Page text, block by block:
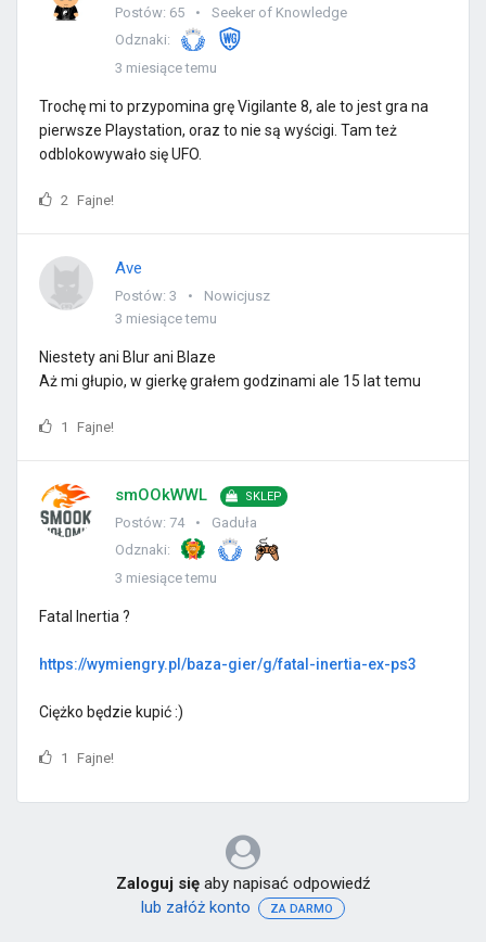
Postów: 65
Seeker of Knowledge
Odznaki:
3 miesiące temu
Trochę mi to przypomina grę Vigilante 8, ale to jest gra na
pierwsze Playstation, oraz to nie są wyścigi. Tam też
odblokowywało się UFO.
2 Fajne!
Ave
Postów: 3
Nowicjusz
3 miesiące temu
Niestety ani Blur ani Blaze
Aż mi głupio, w gierkę grałem godzinami ale 15 lat temu
1 Fajne!
smOOkWWL SKLEP
Postów: 74
Gaduła
Odznaki:
3 miesiące temu
Fatal Inertia ?
https://wymiengry.pl/baza-gier/g/fatal-inertia-ex-ps3
Ciężko będzie kupić :)
1 Fajne!
Zaloguj się aby napisać odpowiedź
lub załóż konto
ZA DARMO